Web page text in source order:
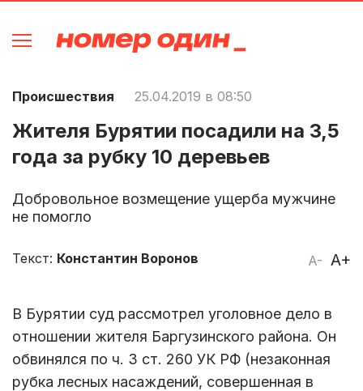
Происшествия 25.04.2019 в 08:50
Жителя Бурятии посадили на 3,5
года за рубку 10 деревьев
Добровольное возмещение ущерба мужчине
не помогло
A- A+
Текст: Константин Воронов
В Бурятии суд рассмотрел уголовное дело в
отношении жителя Баргузинского района. Он
обвинялся по ч. 3 ст. 260 УК РФ (незаконная
рубка лесных насаждений, совершенная в